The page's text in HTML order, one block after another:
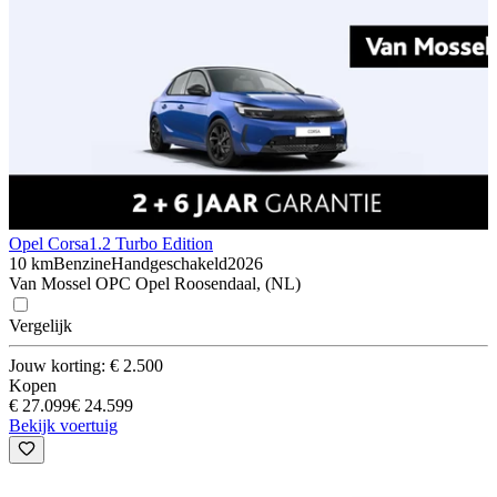
Opel Corsa1.2 Turbo Edition
10 kmBenzineHandgeschakeld2026
Van Mossel OPC Opel Roosendaal, (NL)
Vergelijk
Jouw korting: € 2.500
Kopen
€ 27.099€ 24.599
Bekijk voertuig